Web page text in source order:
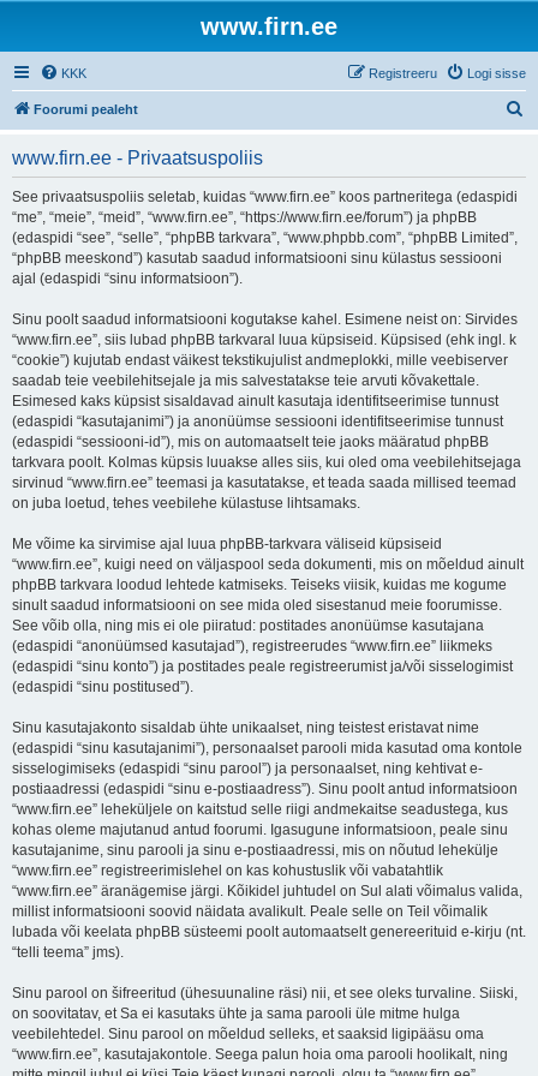
www.firn.ee
KKK Logi sisse
Registreeru
Foorumi pealeht
www.firn.ee - Privaatsuspoliis
See privaatsuspoliis seletab, kuidas “www.firn.ee” koos partneritega (edaspidi
“me”, “meie”, “meid”, “www.firn.ee”, “https://www.firn.ee/forum”) ja phpBB
(edaspidi “see”, “selle”, “phpBB tarkvara”, “www.phpbb.com”, “phpBB Limited”,
“phpBB meeskond”) kasutab saadud informatsiooni sinu külastus sessiooni
ajal (edaspidi “sinu informatsioon”).
Sinu poolt saadud informatsiooni kogutakse kahel. Esimene neist on: Sirvides
“www.firn.ee”, siis lubad phpBB tarkvaral luua küpsiseid. Küpsised (ehk ingl. k
“cookie”) kujutab endast väikest tekstikujulist andmeplokki, mille veebiserver
saadab teie veebilehitsejale ja mis salvestatakse teie arvuti kõvakettale.
Esimesed kaks küpsist sisaldavad ainult kasutaja identifitseerimise tunnust
(edaspidi “kasutajanimi”) ja anonüümse sessiooni identifitseerimise tunnust
(edaspidi “sessiooni-id”), mis on automaatselt teie jaoks määratud phpBB
tarkvara poolt. Kolmas küpsis luuakse alles siis, kui oled oma veebilehitsejaga
sirvinud “www.firn.ee” teemasi ja kasutatakse, et teada saada millised teemad
on juba loetud, tehes veebilehe külastuse lihtsamaks.
Me võime ka sirvimise ajal luua phpBB-tarkvara väliseid küpsiseid
“www.firn.ee”, kuigi need on väljaspool seda dokumenti, mis on mõeldud ainult
phpBB tarkvara loodud lehtede katmiseks. Teiseks viisik, kuidas me kogume
sinult saadud informatsiooni on see mida oled sisestanud meie foorumisse.
See võib olla, ning mis ei ole piiratud: postitades anonüümse kasutajana
(edaspidi “anonüümsed kasutajad”), registreerudes “www.firn.ee” liikmeks
(edaspidi “sinu konto”) ja postitades peale registreerumist ja/või sisselogimist
(edaspidi “sinu postitused”).
Sinu kasutajakonto sisaldab ühte unikaalset, ning teistest eristavat nime
(edaspidi “sinu kasutajanimi”), personaalset parooli mida kasutad oma kontole
sisselogimiseks (edaspidi “sinu parool”) ja personaalset, ning kehtivat e-
postiaadressi (edaspidi “sinu e-postiaadress”). Sinu poolt antud informatsioon
“www.firn.ee” leheküljele on kaitstud selle riigi andmekaitse seadustega, kus
kohas oleme majutanud antud foorumi. Igasugune informatsioon, peale sinu
kasutajanime, sinu parooli ja sinu e-postiaadressi, mis on nõutud lehekülje
“www.firn.ee” registreerimislehel on kas kohustuslik või vabatahtlik
“www.firn.ee” äranägemise järgi. Kõikidel juhtudel on Sul alati võimalus valida,
millist informatsiooni soovid näidata avalikult. Peale selle on Teil võimalik
lubada või keelata phpBB süsteemi poolt automaatselt genereerituid e-kirju (nt.
“telli teema” jms).
Sinu parool on šifreeritud (ühesuunaline räsi) nii, et see oleks turvaline. Siiski,
on soovitatav, et Sa ei kasutaks ühte ja sama parooli üle mitme hulga
veebilehtedel. Sinu parool on mõeldud selleks, et saaksid ligipääsu oma
“www.firn.ee”, kasutajakontole. Seega palun hoia oma parooli hoolikalt, ning